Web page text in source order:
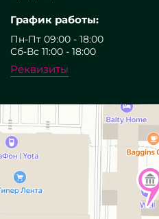
График работы:
Пн-Пт 09:00 - 18:00
Сб-Вс 11:00 - 18:00
Реквизиты